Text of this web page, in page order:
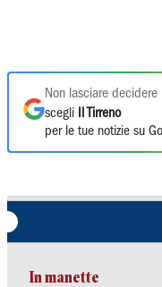
Non lasciare decidere
scegli
Il Tirreno
per le tue notizie su
In manette